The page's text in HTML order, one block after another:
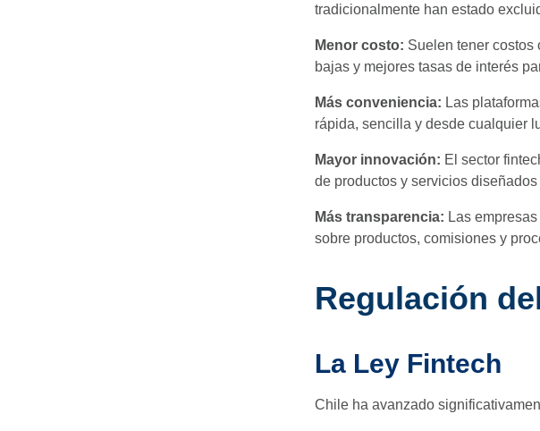
tradicionalmente han estado
Menor costo: Suelen tener costos
bajas y mejores tasas de interés
Más conveniencia: Las
rápida, sencilla y desde cualquier
Mayor innovación: El sector
de productos y servicios
Más transparencia: Las
sobre productos, comisiones y
Regulación
La Ley Fintech
Chile ha avanzado